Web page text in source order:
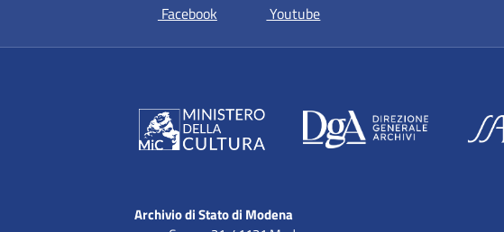
Facebooksi apre in una nuova scheda
Youtubesi apre in una nuova scheda
Archivio di Stato di Modena